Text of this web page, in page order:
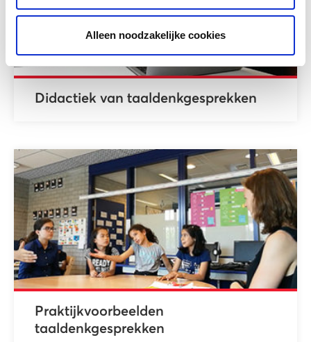
Alleen noodzakelijke cookies
Didactiek van taaldenkgesprekken
Praktijkvoorbeelden
taaldenkgesprekken